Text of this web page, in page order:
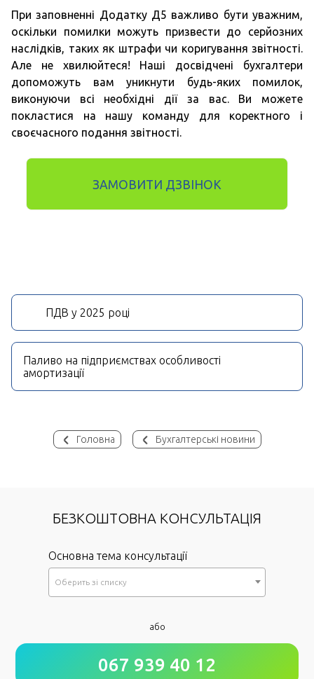
Головна Бухгалтерські новини
При заповненні Додатку Д5 важливо бути уважним,
оскільки помилки можуть призвести до серйозних
наслідків, таких як штрафи чи коригування звітності.
Але не хвилюйтеся! Наші досвідчені бухгалтери
допоможуть вам уникнути будь-яких помилок,
виконуючи всі необхідні дії за вас. Ви можете
покластися на нашу команду для коректного і
своєчасного подання звітності.
ЗАМОВИТИ ДЗВІНОК
ПДВ у 2025 році
Паливо на підприємствах особливості
амортизації
БЕЗКОШТОВНА КОНСУЛЬТАЦІЯ
Основна тема консультації
Оберить зi списку
Як до Вас звертатися?
або
067 939 40 12